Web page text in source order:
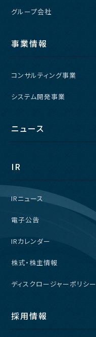
グループ会社
事業情報
コンサルティング事業
システム開発事業
ニュース
IR
IRニュース
電子公告
IRカレンダー
株式・株主情報
ディスクロージャーポリシー
採用情報